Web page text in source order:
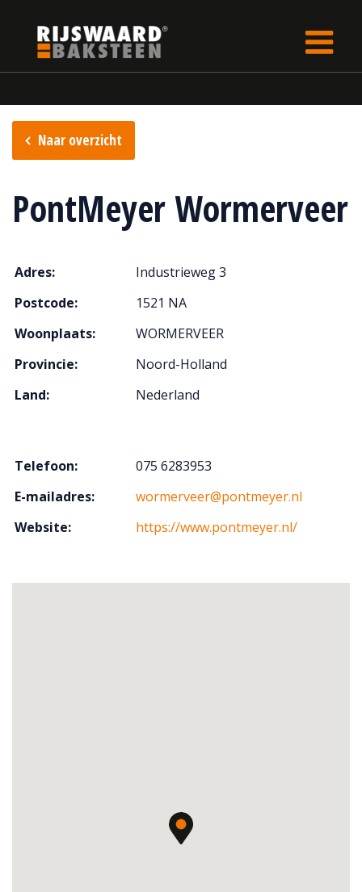
Naar overzicht
PontMeyer Wormerveer
Adres:
Industrieweg 3
Postcode:
1521 NA
Woonplaats:
WORMERVEER
Provincie:
Noord-Holland
Land:
Nederland
Telefoon:
075 6283953
E-mailadres:
wormerveer@pontmeyer.nl
Website:
https://www.pontmeyer.nl/